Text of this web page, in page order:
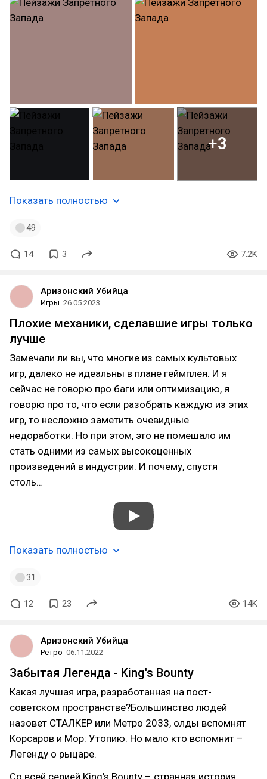
+3
Показать полностью
49
14 3 7.2K
Аризонский Убийца
Игры 26.05.2023
Плохие механики, сделавшие игры только
лучше
Замечали ли вы, что многие из самых культовых
игр, далеко не идеальны в плане геймплея. И я
сейчас не говорю про баги или оптимизацию, я
говорю про то, что если разобрать каждую из этих
игр, то несложно заметить очевидные
недоработки. Но при этом, это не помешало им
стать одними из самых высокоценных
произведений в индустрии. И почему, спустя
столь…
Показать полностью
31
12 23 14K
Аризонский Убийца
Ретро 06.11.2022
Забытая Легенда - King's Bounty
Какая лучшая игра, разработанная на пост-
советском пространстве?Большинство людей
назовет СТАЛКЕР или Метро 2033, олды вспомнят
Корсаров и Мор: Утопию. Но мало кто вспомнит –
Легенду о рыцаре.
Со всей серией King’s Bounty – странная история.